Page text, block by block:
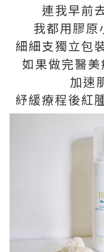
連我早前
我都用膠
細細支獨立包
如果做完醫
加速
紓緩療程後紅